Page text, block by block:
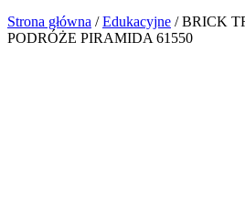
Strona główna /Edukacyjne / BRICK
PODRÓŻE PIRAMIDA 61550